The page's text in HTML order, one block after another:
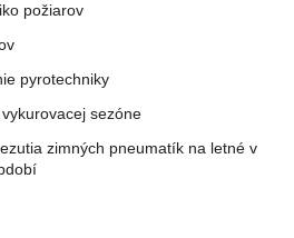
požiarov
pyrotechniky
sezóne
zimných pneumatík na letné v